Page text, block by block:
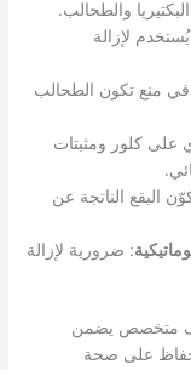
والطحالب.
لإزالة
منع تكون الطحالب
على كلور ومثبتات
البقع الناتجة عن
: ضرورية لإزالة
متخصص يضمن
على صحة